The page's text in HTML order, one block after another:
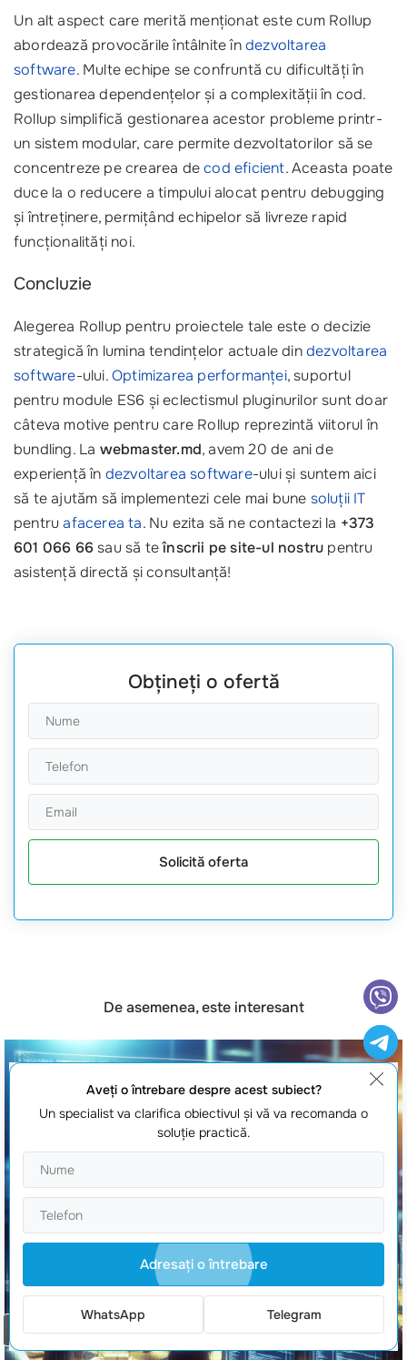
Un alt aspect care merită menționat este cum Rollup
abordează provocările întâlnite îndezvoltarea
software. Multe echipe se confruntă cu dificultăți în
gestionarea dependențelor și a complexității în cod.
Rollup simplifică gestionarea acestor probleme printr-
un sistem modular, care permite dezvoltatorilor să se
concentreze pe crearea decod eficient. Aceasta poate
duce la o reducere a timpului alocat pentru debugging
și întreținere, permițând echipelor să livreze rapid
funcționalități noi.
Concluzie
Alegerea Rollup pentru proiectele tale este o decizie
strategică în lumina tendințelor actuale dindezvoltarea
software-ului.Optimizarea performanței, suportul
pentru module ES6 și eclectismul pluginurilor sunt doar
câteva motive pentru care Rollup reprezintă viitorul în
bundling. La webmaster.md, avem 20 de ani de
experiență în dezvoltarea software-ului și suntem aici
să te ajutăm să implementezi cele mai bune soluții IT
pentruafacerea ta. Nu ezita să ne contactezi la +373
601 066 66sau să teînscrii pe site-ul nostru pentru
asistență directă și consultanță!
Obțineți o ofertă
Solicită oferta
De asemenea, este interesant
Aveţi o întrebare despre acest subiect?
Un specialist va clarifica obiectivul şi vă va recomanda o
soluţie practică.
Adresaţi o întrebare
WhatsApp Telegram
Comanda un apel